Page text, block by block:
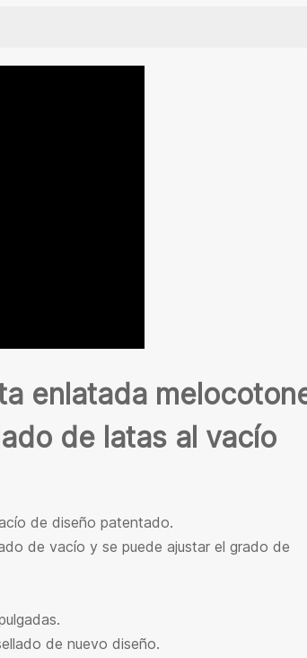
enlatada
de latas al vacío
de diseño patentado.
de vacío y se puede ajustar el grado de
de nuevo diseño.